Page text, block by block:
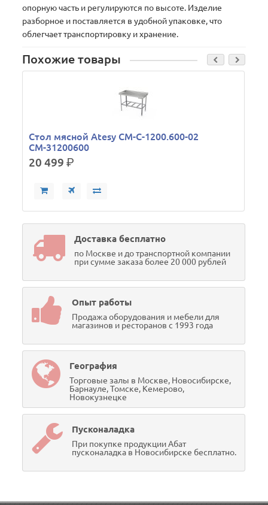
опорную часть и регулируются по высоте. Изделие
разборное и поставляется в удобной упаковке, что
облегчает транспортировку и хранение.
Похожие товары
Стол мясной Atesy СМ-С-1200.600-02
СМ-31200600
20 499р.
Доставка бесплатно
по Москве и до транспортной компании
при сумме заказа более 20 000 рублей
Опыт работы
Продажа оборудования и мебели для
магазинов и ресторанов с 1993 года
География
Торговые залы в Москве, Новосибирске,
Барнауле, Томске, Кемерово,
Новокузнецке
Пусконаладка
При покупке продукции Абат
пусконаладка в Новосибирске бесплатно.